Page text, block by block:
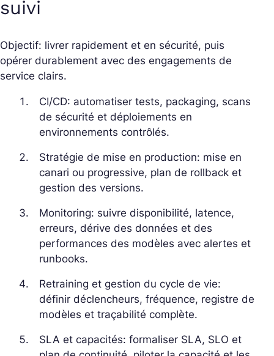
suivi
Objectif: livrer rapidement et en sécurité, puis
opérer durablement avec des engagements de
service clairs.
CI/CD: automatiser tests, packaging, scans
de sécurité et déploiements en
environnements contrôlés.
Stratégie de mise en production: mise en
canari ou progressive, plan de rollback et
gestion des versions.
Monitoring: suivre disponibilité, latence,
erreurs, dérive des données et des
performances des modèles avec alertes et
runbooks.
Retraining et gestion du cycle de vie:
définir déclencheurs, fréquence, registre de
modèles et traçabilité complète.
SLA et capacités: formaliser SLA, SLO et